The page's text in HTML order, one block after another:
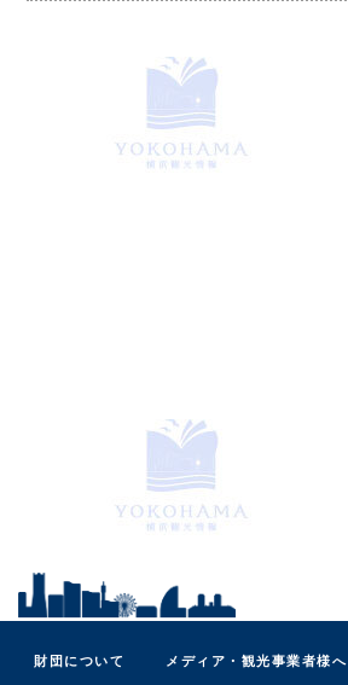
財団について メディア・観光事業者様へ